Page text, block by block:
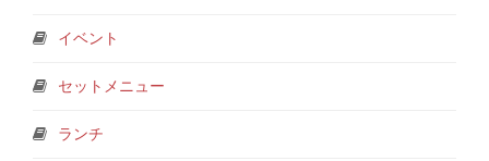
イベント
セットメニュー
ランチ